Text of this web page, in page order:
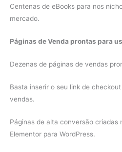
Centenas de eBooks para nos
mercado.
Páginas de Venda prontas para
Dezenas de páginas de vendas
Basta inserir o seu link de
vendas.
Páginas de alta conversão criadas
Elementor para WordPress.